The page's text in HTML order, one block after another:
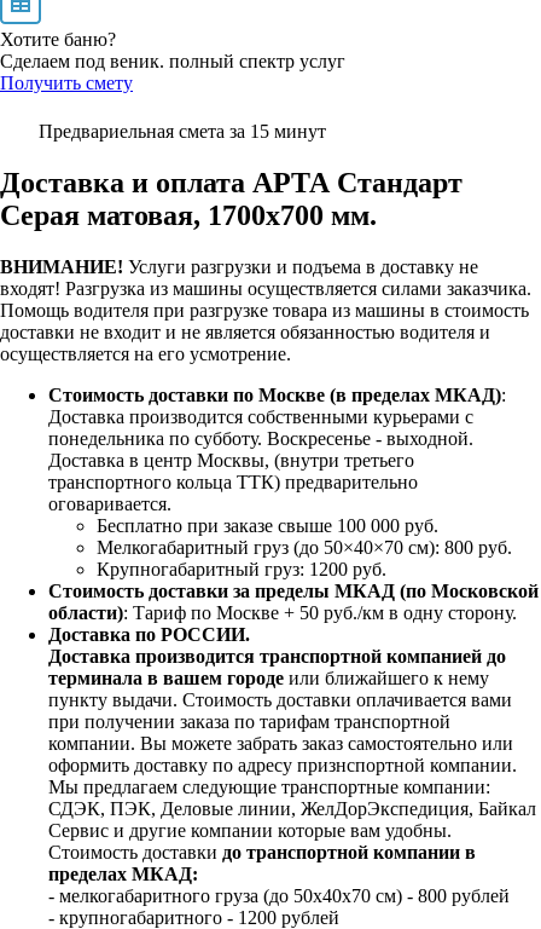
Хотите баню?
Сделаем под веник. полный спектр услуг
Получить смету
Предвариельная смета за 15 минут
Доставка и оплата АРТА Стандарт
Серая матовая, 1700х700 мм.
ВНИМАНИЕ! Услуги разгрузки и подъема в доставку не
входят! Разгрузка из машины осуществляется силами заказчика.
Помощь водителя при разгрузке товара из машины в стоимость
доставки не входит и не является обязанностью водителя и
осуществляется на его усмотрение.
Стоимость доставки по Москве (в пределах МКАД):
Доставка производится собственными курьерами с
понедельника по субботу. Воскресенье - выходной.
Доставка в центр Москвы, (внутри третьего
транспортного кольца ТТК) предварительно
оговаривается.
Бесплатно при заказе свыше 100 000 руб.
Мелкогабаритный груз (до 50×40×70 см): 800 руб.
Крупногабаритный груз: 1200 руб.
Стоимость доставки за пределы МКАД (по Московской
области): Тариф по Москве + 50 руб./км в одну сторону.
Доставка по РОССИИ.
Доставка производится транспортной компанией до
терминала в вашем городе или ближайшего к нему
пункту выдачи. Стоимость доставки оплачивается вами
при получении заказа по тарифам транспортной
компании. Вы можете забрать заказ самостоятельно или
оформить доставку по адресу признспортной компании.
Мы предлагаем следующие транспортные компании:
СДЭК, ПЭК, Деловые линии, ЖелДорЭкспедиция, Байкал
Сервис и другие компании которые вам удобны.
Стоимость доставки до транспортной компании в
пределах МКАД:
- мелкогабаритного груза (до 50х40х70 см) - 800 рублей
- крупногабаритного - 1200 рублей